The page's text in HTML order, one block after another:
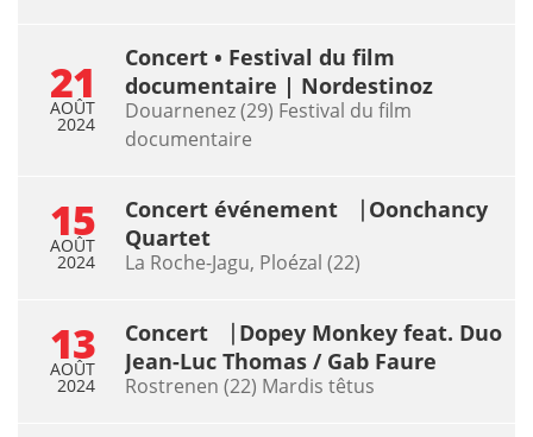
21
AOÛT
2024
Concert • Festival du film
documentaire | Nordestinoz
Douarnenez (29) Festival du film
documentaire
15
AOÛT
2024
Concert événement ⎹ Oonchancy
Quartet
La Roche-Jagu, Ploézal (22)
13
AOÛT
2024
Concert ⎹ Dopey Monkey feat. Duo
Jean-Luc Thomas / Gab Faure
Rostrenen (22) Mardis têtus